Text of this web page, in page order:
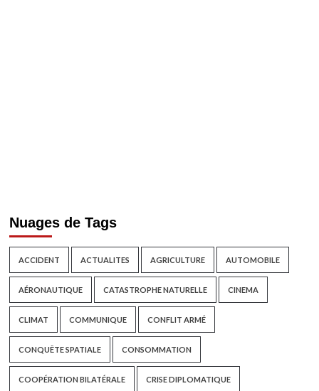
Nuages de Tags
ACCIDENT ACTUALITES AGRICULTURE AUTOMOBILE
AÉRONAUTIQUE CATASTROPHE NATURELLE CINEMA
CLIMAT COMMUNIQUE CONFLIT ARMÉ
CONQUÊTE SPATIALE CONSOMMATION
COOPÉRATION BILATÉRALE CRISE DIPLOMATIQUE